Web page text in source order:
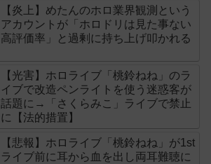
【炎上】めたんのホロ業界観測という
アカウントが「ホロドリは見た事ない
高評価率」と過剰に持ち上げ叩かれる
【光害】ホロライブ「桃鈴ねね」のラ
イブで改造ペンライトを使う迷惑客が
話題に→「さくらみこ」ライブで禁止
に【法的措置】
【悲報】ホロライブ「桃鈴ねね」が1st
ライブ前に耳から血を出し両耳難聴に